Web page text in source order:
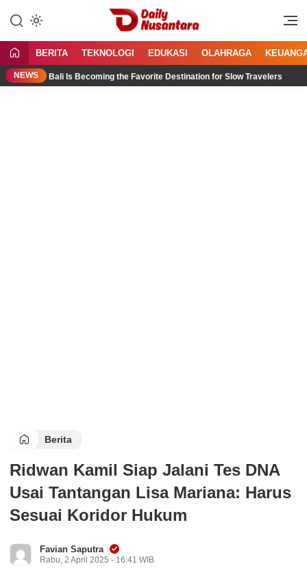
konten
Daily Nusantara
Menyajikan Fakta, Menginspirasi
BERITA TEKNOLOGI EDUKASI OLAHRAGA
NEWS
Bali Is Becoming the Favorite Destination for Slow Travelers
Berita
Ridwan Kamil Siap Jalani Tes DNA
Usai Tantangan Lisa Mariana: Harus
Sesuai Koridor Hukum
Favian Saputra
Rabu, 2 April 2025 - 16:41 WIB